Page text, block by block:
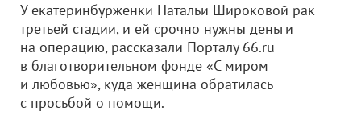
У екатеринбурженки Натальи Широковой рак
третьей стадии, и ей срочно нужны деньги
на операцию, рассказали Порталу 66.ru
в благотворительном фонде «С миром
и любовью», куда женщина обратилась
с просьбой о помощи.